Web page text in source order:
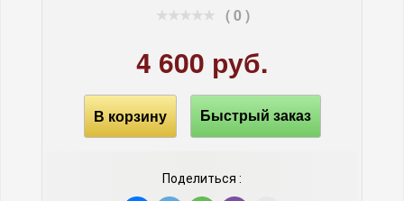
( 0 )
4 600 руб.
В корзину Быстрый заказ
Поделиться :